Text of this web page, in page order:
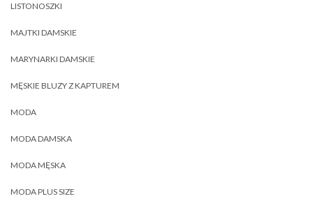
LISTONOSZKI
MAJTKI DAMSKIE
MARYNARKI DAMSKIE
MĘSKIE BLUZY Z KAPTUREM
MODA
MODA DAMSKA
MODA MĘSKA
MODA PLUS SIZE